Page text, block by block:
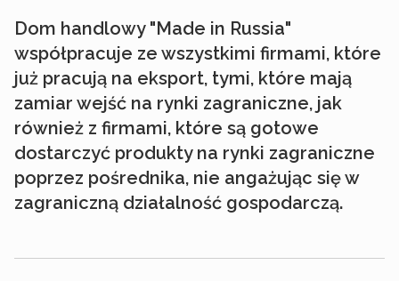
Dom handlowy "Made in Russia"
współpracuje ze wszystkimi firmami, które
już pracują na eksport, tymi, które mają
zamiar wejść na rynki zagraniczne, jak
również z firmami, które są gotowe
dostarczyć produkty na rynki zagraniczne
poprzez pośrednika, nie angażując się w
zagraniczną działalność gospodarczą.